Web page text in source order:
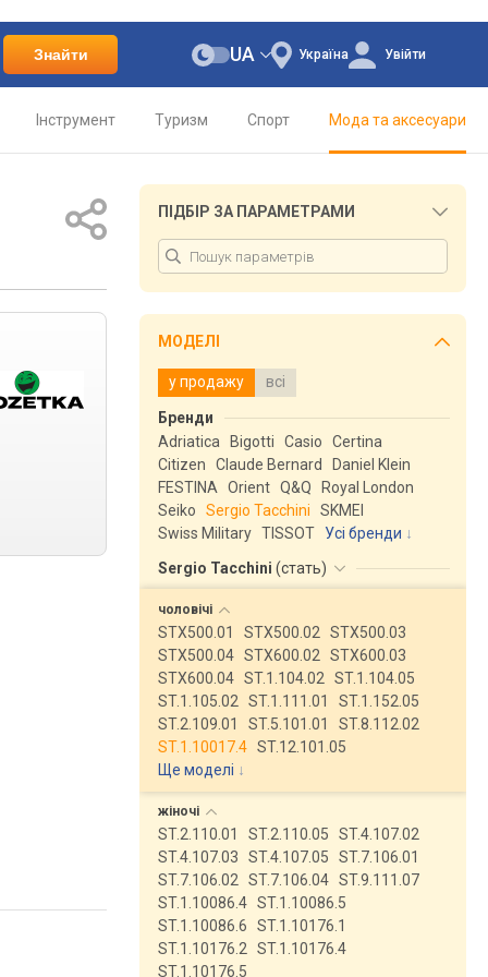
Знайти Україна
UA Увійти
Інструмент Туризм Спорт Мода та аксесуари
ПІДБІР ЗА ПАРАМЕТРАМИ
МОДЕЛІ
у продажу всі
Бренди
Adriatica
Bigotti Casio
Certina
Citizen
Claude Bernard
Daniel Klein
FESTINA
Orient Q&Q
Royal London
Seiko
Sergio Tacchini
SKMEI
Swiss Military TISSOT
Усі бренди
Sergio Tacchini (стать)
чоловічі
STX500.01 STX500.02
STX500.03
STX500.04 STX600.02
STX600.03
STX600.04 ST.1.104.02
ST.1.104.05
ST.1.105.02
ST.1.111.01
ST.1.152.05
ST.2.109.01
ST.5.101.01
ST.8.112.02
ST.1.10017.4 ST.12.101.05
Ще моделі ↓
жіночі
ST.2.110.01 ST.2.110.05
ST.4.107.02
ST.4.107.03
ST.4.107.05
ST.7.106.01
ST.7.106.02
ST.7.106.04 ST.9.111.07
ST.1.10086.4 ST.1.10086.5
ST.1.10086.6
ST.1.10176.1
ST.1.10176.2
ST.1.10176.4
ST.1.10176.5